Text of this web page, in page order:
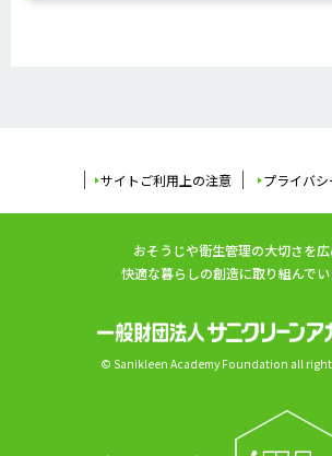
サイトご利用上の注意 プライバ
おそうじや衛生管理の大切さを広
快適な暮らしの創造に取り組んでい
© Sanikleen Academy Foundation all